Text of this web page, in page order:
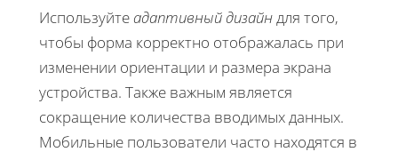
Используйте адаптивный дизайндля того,
чтобы форма корректно отображалась при
изменении ориентации и размера экрана
устройства. Также важным является
сокращение количества вводимых данных.
Мобильные пользователи часто находятся в